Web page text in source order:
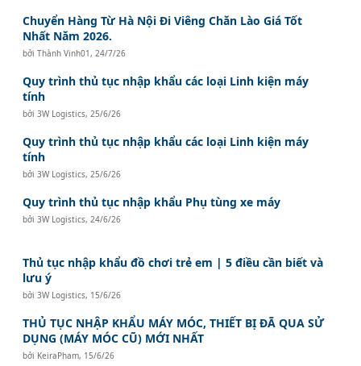
Chuyển Hàng Từ Hà Nội Đi Viêng Chăn Lào Giá Tốt
Nhất Năm 2026.
bởiThành Vinh01 , 24/7/26
Quy trình thủ tục nhập khẩu các loại Linh kiện máy
tính
bởi3W Logistics, 25/6/26
Quy trình thủ tục nhập khẩu các loại Linh kiện máy
tính
bởi3W Logistics, 25/6/26
Quy trình thủ tục nhập khẩu Phụ tùng xe máy
bởi3W Logistics, 24/6/26
Thủ tục nhập khẩu đồ chơi trẻ em | 5 điều cần biết và
lưu ý
bởi3W Logistics, 15/6/26
THỦ TỤC NHẬP KHẨU MÁY MÓC, THIẾT BỊ ĐÃ QUA SỬ
DỤNG (MÁY MÓC CŨ) MỚI NHẤT
bởi KeiraPham, 15/6/26